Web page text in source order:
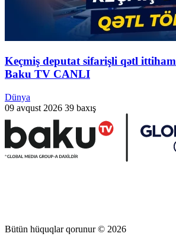
Keçmiş deputat sifarişli qətl
Baku TV CANLI
Dünya
09 avqust 2026 39 baxış
Bütün hüquqlar qorunur © 2026